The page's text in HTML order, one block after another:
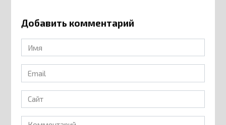
Добавить комментарий
Имя
*
Email
*
Сайт
Комментарий